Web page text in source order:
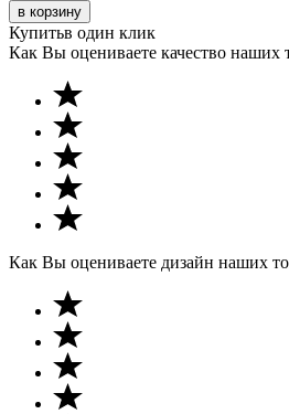
в корзину
Купитьв один клик
Как Вы оцениваете качество наших
Как Вы оцениваете дизайн наших